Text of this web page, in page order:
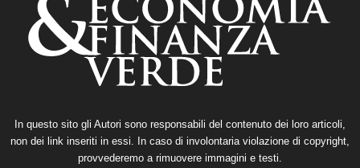
In questo sito gli Autori sono responsabili del contenuto dei loro articoli,
non dei link inseriti in essi. In caso di involontaria violazione di copyright,
provvederemo a rimuovere immagini e testi.